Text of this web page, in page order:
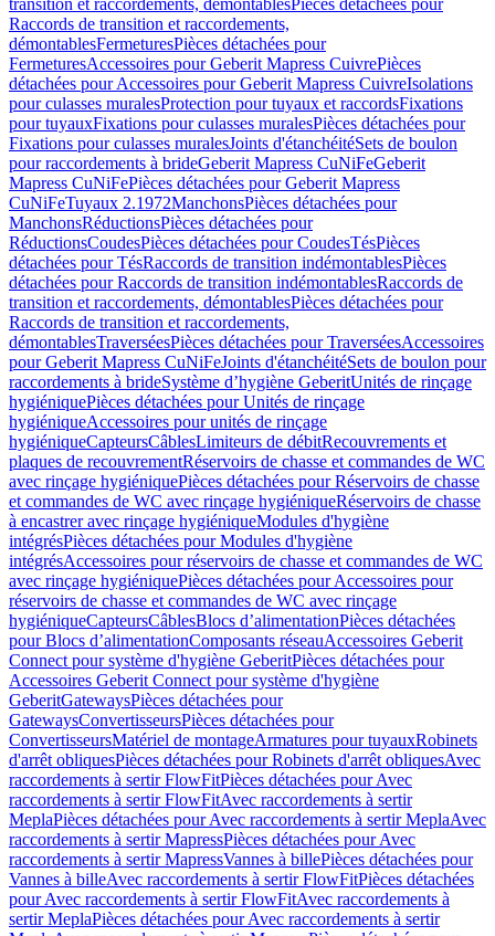
transition et raccordements, démontablesPièces détachées pour
Raccords de transition et raccordements,
démontablesFermeturesPièces détachées pour
FermeturesAccessoires pour Geberit Mapress CuivrePièces
détachées pour Accessoires pour Geberit Mapress CuivreIsolations
pour culasses muralesProtection pour tuyaux et raccordsFixations
pour tuyauxFixations pour culasses muralesPièces détachées pour
Fixations pour culasses muralesJoints d'étanchéitéSets de boulon
pour raccordements à brideGeberit Mapress CuNiFeGeberit
Mapress CuNiFePièces détachées pour Geberit Mapress
CuNiFeTuyaux 2.1972ManchonsPièces détachées pour
ManchonsRéductionsPièces détachées pour
RéductionsCoudesPièces détachées pour CoudesTésPièces
détachées pour TésRaccords de transition indémontablesPièces
détachées pour Raccords de transition indémontablesRaccords de
transition et raccordements, démontablesPièces détachées pour
Raccords de transition et raccordements,
démontablesTraverséesPièces détachées pour TraverséesAccessoires
pour Geberit Mapress CuNiFeJoints d'étanchéitéSets de boulon pour
raccordements à brideSystème d’hygiène GeberitUnités de rinçage
hygiéniquePièces détachées pour Unités de rinçage
hygiéniqueAccessoires pour unités de rinçage
hygiéniqueCapteursCâblesLimiteurs de débitRecouvrements et
plaques de recouvrementRéservoirs de chasse et commandes de WC
avec rinçage hygiéniquePièces détachées pour Réservoirs de chasse
et commandes de WC avec rinçage hygiéniqueRéservoirs de chasse
à encastrer avec rinçage hygiéniqueModules d'hygiène
intégrésPièces détachées pour Modules d'hygiène
intégrésAccessoires pour réservoirs de chasse et commandes de WC
avec rinçage hygiéniquePièces détachées pour Accessoires pour
réservoirs de chasse et commandes de WC avec rinçage
hygiéniqueCapteursCâblesBlocs d’alimentationPièces détachées
pour Blocs d’alimentationComposants réseauAccessoires Geberit
Connect pour système d'hygiène GeberitPièces détachées pour
Accessoires Geberit Connect pour système d'hygiène
GeberitGatewaysPièces détachées pour
GatewaysConvertisseursPièces détachées pour
ConvertisseursMatériel de montageArmatures pour tuyauxRobinets
d'arrêt obliquesPièces détachées pour Robinets d'arrêt obliquesAvec
raccordements à sertir FlowFitPièces détachées pour Avec
raccordements à sertir FlowFitAvec raccordements à sertir
MeplaPièces détachées pour Avec raccordements à sertir MeplaAvec
raccordements à sertir MapressPièces détachées pour Avec
raccordements à sertir MapressVannes à billePièces détachées pour
Vannes à billeAvec raccordements à sertir FlowFitPièces détachées
pour Avec raccordements à sertir FlowFitAvec raccordements à
sertir MeplaPièces détachées pour Avec raccordements à sertir